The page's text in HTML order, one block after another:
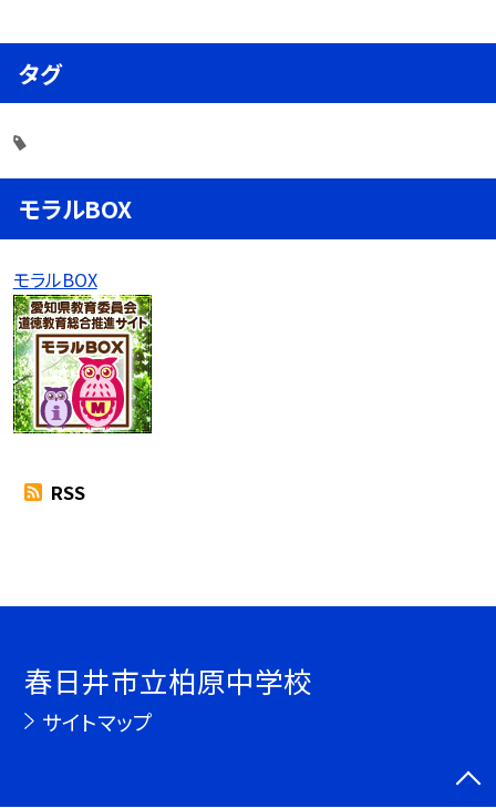
タグ
モラルBOX
モラルBOX
RSS
春日井市立柏原中学校
サイトマップ